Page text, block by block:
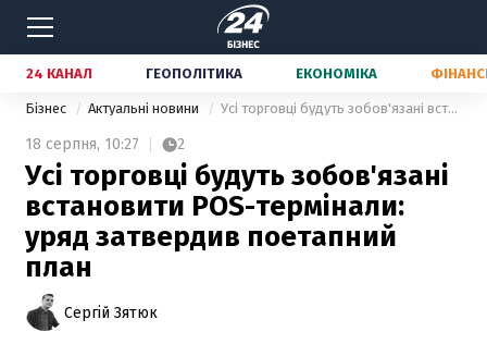
24 КАНАЛ ГЕОПОЛІТИКА ЕКОНОМІКА
Бізнес Актуальні новини Усі торговці будуть зобов'язані встановити POS-термінали: уряд затвердив поетапний план
18 серпня, 10:27 2
Усі торговці будуть зобов'язані
встановити POS-термінали:
уряд затвердив поетапний
план
Сергій Зятюк